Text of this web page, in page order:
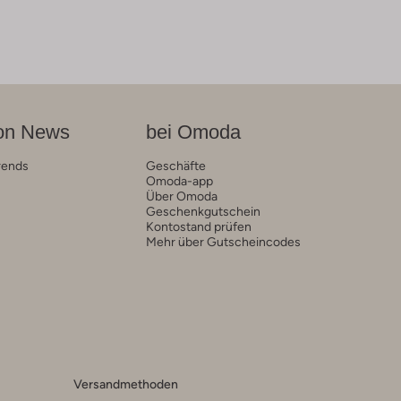
News bei Omoda
Geschäfte
Omoda-app
Über Omoda
Geschenkgutschein
Kontostand prüfen
Mehr über Gutscheincodes
Versandmethoden